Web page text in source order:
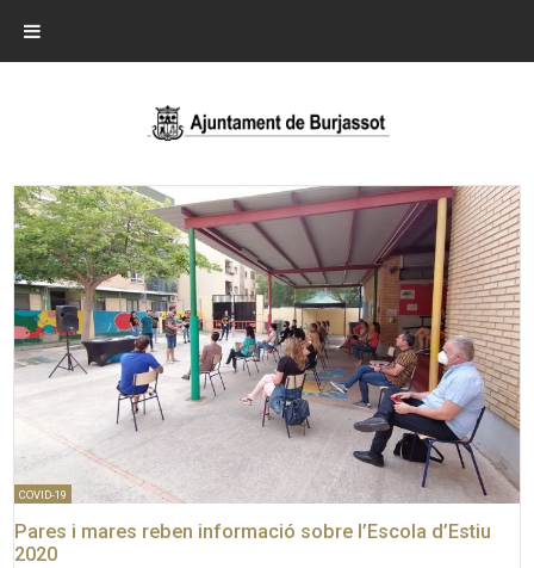
COVID-19
Pares i mares reben informació sobre l’Escola d’Estiu
2020